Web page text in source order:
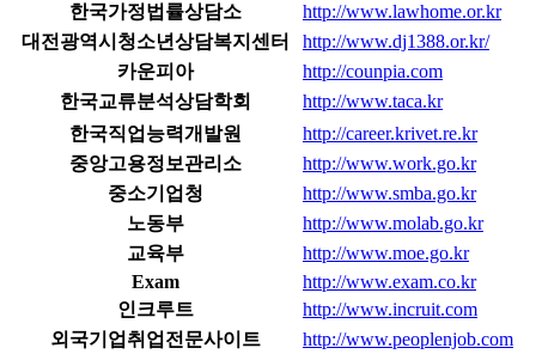
한국가정법률상담소
http://www.lawhome.or.kr
대전광역시청소년상담복지센터
http://www.dj1388.or.kr/
카운피아
http://counpia.com
한국교류분석상담학회
http://www.taca.kr
한국직업능력개발원
http://career.krivet.re.kr
중앙고용정보관리소
http://www.work.go.kr
중소기업청
http://www.smba.go.kr
노동부
http://www.molab.go.kr
교육부
http://www.moe.go.kr
Exam
http://www.exam.co.kr
인크루트
http://www.incruit.com
외국기업취업전문사이트
http://www.peoplenjob.com